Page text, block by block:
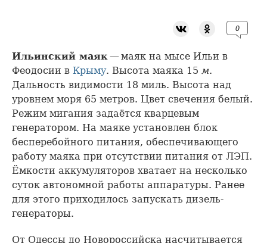
0
Ильинский маяк— маяк на мысе Ильи в
Феодосии в Крыму. Высота маяка 15 м.
Дальность видимости 18 миль. Высота над
уровнем моря 65 метров. Цвет свечения белый.
Режим мигания задаётся кварцевым
генератором. На маяке установлен блок
бесперебойного питания, обеспечивающего
работу маяка при отсутствии питания от ЛЭП.
Ёмкости аккумуляторов хватает на несколько
суток автономной работы аппаратуры. Ранее
для этого приходилось запускать дизель-
генераторы.
От Одессы до Новороссийска насчитывается